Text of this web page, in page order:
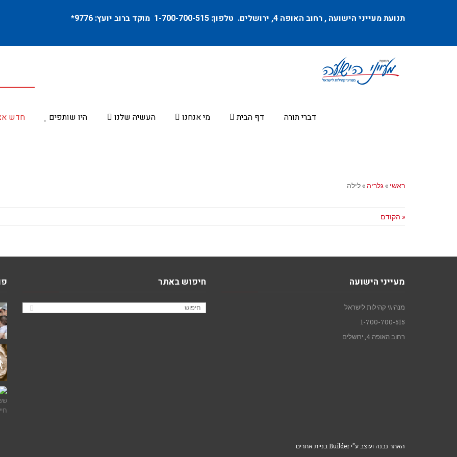
תנועת מעייני הישועה ,רחוב האופה 4 , ירושלים. טלפון: מוקד ברוב יועץ: 9776
*
דברי תורה דף הבית מי אנחנו העשיה שלנו היו שותפים חדש
ראשי »גלריה »לילה
« הקודם
מעייני הישועה
מנהיגי קהילות לישראל
1-700-700-515
רחוב האופה 4, ירושלים
חיפוש באתר
האתר נבנה ועוצב ע"י Builder בניית אתרים